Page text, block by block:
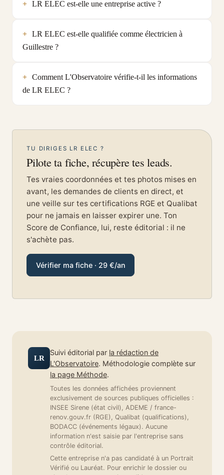
LR ELEC est-elle une entreprise active ?
LR ELEC est-elle qualifiée comme électricien à
Guillestre ?
Comment L'Observatoire vérifie-t-il les informations
de LR ELEC ?
TU DIRIGES LR ELEC ?
Pilote ta fiche, récupère tes leads.
Tes vraies coordonnées et tes photos mises en
avant, les demandes de clients en direct, et
une veille sur tes certifications RGE et Qualibat
pour ne jamais en laisser expirer une. Ton
Score de Confiance, lui, reste éditorial : il ne
s'achète pas.
Vérifier ma fiche · 29 €/an
LR
Suivi éditorial par la rédaction de
L'Observatoire. Méthodologie complète sur
la page Méthode.
Toutes les données affichées proviennent
exclusivement de sources publiques officielles :
INSEE Sirene (état civil), ADEME / france-
renov.gouv.fr (RGE), Qualibat (qualifications),
BODACC (événements légaux). Aucune
information n'est saisie par l'entreprise sans
contrôle éditorial.
Cette entreprise n'a pas candidaté à un Portrait
Vérifié ou Lauréat. Pour enrichir le dossier ou